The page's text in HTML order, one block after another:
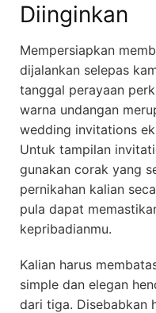
Diinginkan
Mempersiapkan
dijalankan selepas
tanggal perayaan
warna undangan
wedding invitations
Untuk tampilan
gunakan corak yang
pernikahan kalian
pula dapat
kepribadianmu.
Kalian harus
simple dan elegan
dari tiga. Disebabkan